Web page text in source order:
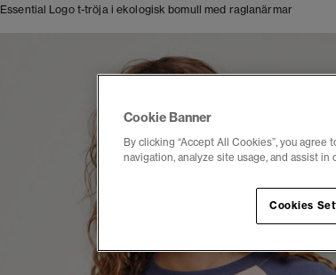
Essential Logo t-tröja i ekologisk bomull med raglanärmar
Cookie Banner
By clicking “Accept All Cookies”, you
navigation, analyze site usage, and assist in
Cookies